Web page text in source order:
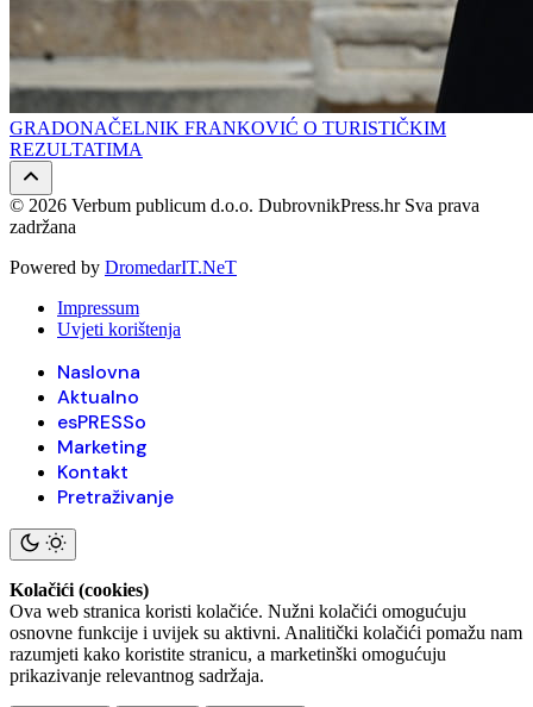
GRADONAČELNIK FRANKOVIĆ O TURISTIČKIM
REZULTATIMA
© 2026 Verbum publicum d.o.o. DubrovnikPress.hr Sva prava
zadržana
Powered by DromedarIT.NeT
Impressum
Uvjeti korištenja
Naslovna
Aktualno
esPRESSo
Marketing
Kontakt
Pretraživanje
Kolačići (cookies)
Ova web stranica koristi kolačiće. Nužni kolačići omogućuju
osnovne funkcije i uvijek su aktivni. Analitički kolačići pomažu nam
razumjeti kako koristite stranicu, a marketinški omogućuju
prikazivanje relevantnog sadržaja.